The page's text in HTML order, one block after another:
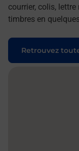
courrier, colis,
timbres en
Retrouvez